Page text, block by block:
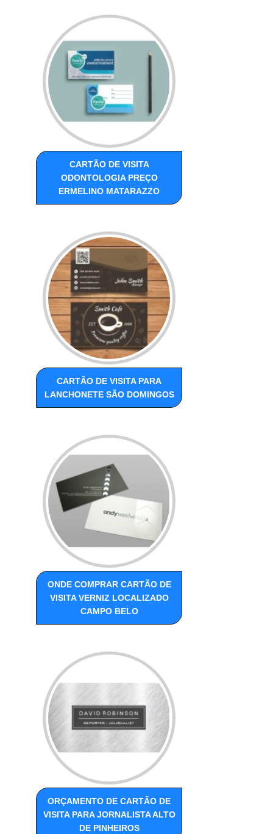
CARTÃO DE VISITA
ODONTOLOGIA PREÇO
ERMELINO MATARAZZO
CARTÃO DE VISITA PARA
LANCHONETE SÃO DOMINGOS
ONDE COMPRAR CARTÃO DE
VISITA VERNIZ LOCALIZADO
CAMPO BELO
ORÇAMENTO DE CARTÃO DE
VISITA PARA JORNALISTA ALTO
DE PINHEIROS